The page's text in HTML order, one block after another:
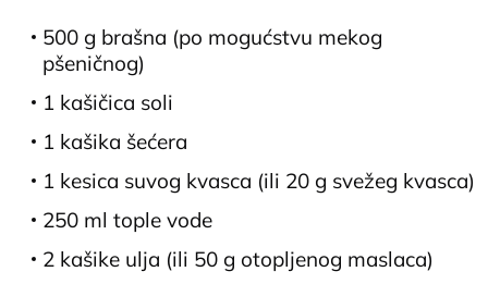
500 g brašna (po mogućstvu mekog
pšeničnog)
1 kašičica soli
1 kašika šećera
1 kesica suvog kvasca (ili 20 g svežeg kvasca)
250 ml tople vode
2 kašike ulja (ili 50 g otopljenog maslaca)